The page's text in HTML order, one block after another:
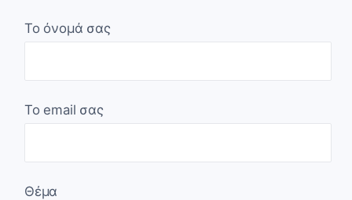
Το όνομά σας
Το email σας
Θέμα